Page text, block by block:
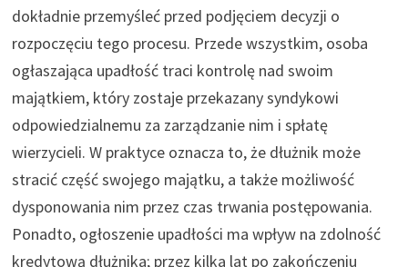
dokładnie przemyśleć przed podjęciem decyzji o
rozpoczęciu tego procesu. Przede wszystkim, osoba
ogłaszająca upadłość traci kontrolę nad swoim
majątkiem, który zostaje przekazany syndykowi
odpowiedzialnemu za zarządzanie nim i spłatę
wierzycieli. W praktyce oznacza to, że dłużnik może
stracić część swojego majątku, a także możliwość
dysponowania nim przez czas trwania postępowania.
Ponadto, ogłoszenie upadłości ma wpływ na zdolność
kredytową dłużnika; przez kilka lat po zakończeniu